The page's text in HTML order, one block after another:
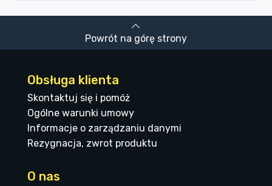
Powrót na górę strony
Obsługa klienta
Skontaktuj się i pomóż
Ogólne warunki umowy
Informacje o zarządzaniu danymi
Rezygnacja, zwrot produktu
O nas